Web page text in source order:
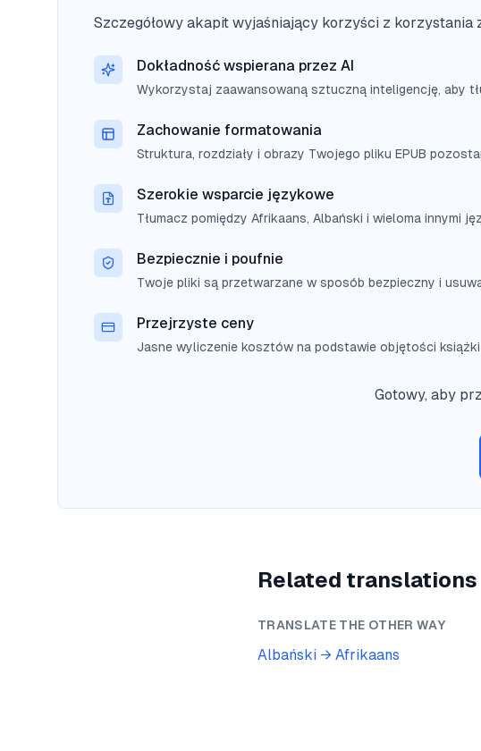
Szczegółowy akapit wyjaśniający korzyści z korzystania
Dokładność wspierana przez AI
Wykorzystaj zaawansowaną sztuczną inteligencję, aby
Zachowanie formatowania
Struktura, rozdziały i obrazy Twojego pliku EPUB
Szerokie wsparcie językowe
Tłumacz pomiędzy Afrikaans, Albański i wieloma innymi
Bezpiecznie i poufnie
Twoje pliki są przetwarzane w sposób bezpieczny i
Przejrzyste ceny
Jasne wyliczenie kosztów na podstawie objętości książki
Gotowy, aby
Related translations
TRANSLATE THE OTHER WAY
Albański → Afrikaans